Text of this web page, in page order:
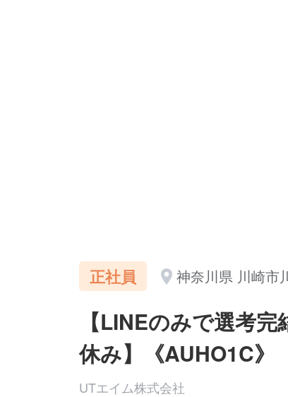
正社員 神奈川県 川崎市
【LINEのみで選考
休み】《AUHO1C》
UTエイム株式会社